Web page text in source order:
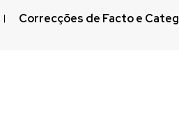
Correcções de Facto e